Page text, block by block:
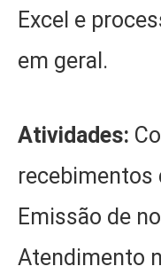
Excel e
em geral.
Atividades:
recebimentos
Emissão de
Atendimento